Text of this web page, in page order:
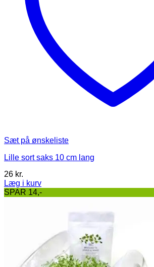
Sæt på ønskeliste
Lille sort saks 10 cm lang
26 kr.
Læg i kurv
SPAR 14,-